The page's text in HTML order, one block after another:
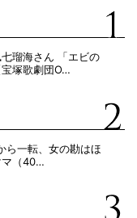
瑠海さん 「エビの
塚歌劇団O…
ら一転、女の勘はほ
マ（40…